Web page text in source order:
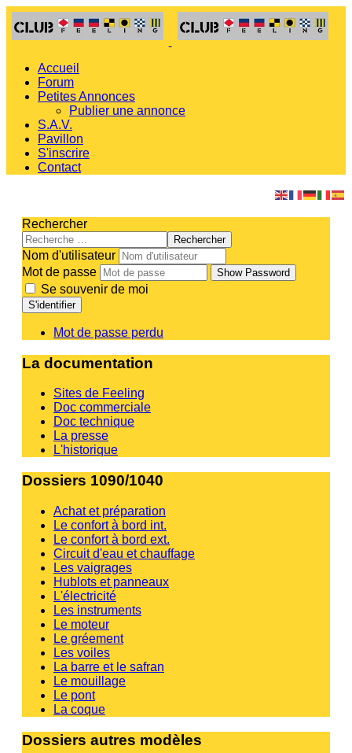
Accueil
Forum
Petites Annonces
Publier une annonce
S.A.V.
Pavillon
S'inscrire
Contact
Rechercher
Rechercher
Nom d'utilisateur
Mot de passe
Show Password
Se souvenir de moi
S'identifier
Mot de passe perdu
La documentation
Sites de Feeling
Doc commerciale
Doc technique
La presse
L'historique
Dossiers 1090/1040
Achat et préparation
Le confort à bord int.
Le confort à bord ext.
Circuit d'eau et chauffage
Les vaigrages
Hublots et panneaux
L'électricité
Les instruments
Le moteur
Le gréement
Les voiles
La barre et le safran
Le mouillage
Le pont
La coque
Dossiers autres modèles